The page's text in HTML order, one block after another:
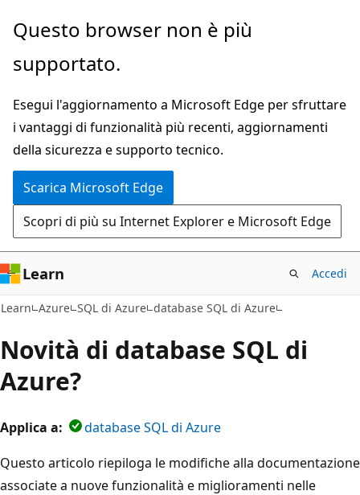
Ignora
passa
contenuto
principale
Questo browser non è più
supportato.
Esegui l'aggiornamento a Microsoft Edge per sfruttare
i vantaggi di funzionalità più recenti, aggiornamenti
della sicurezza e supporto tecnico.
Scarica Microsoft Edge
Scopri di più su Internet Explorer e Microsoft Edge
Learn Accedi
Learn Azure SQL di Azure database SQL di Azure
Novità di database SQL di
Azure?
Applica a:
database SQL di Azure
Questo articolo riepiloga le modifiche alla documentazione
associate a nuove funzionalità e miglioramenti nelle